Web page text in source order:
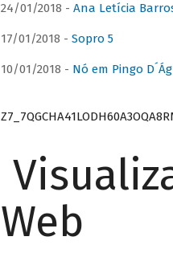
24/01/2018 - Ana Letícia
17/01/2018 - Sopro 5
10/01/2018 - Nó em Pingo
Web